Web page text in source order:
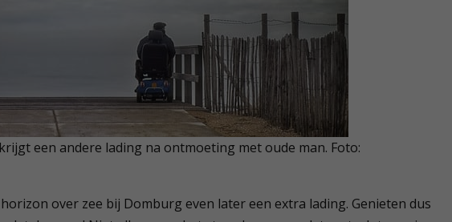
een andere lading na ontmoeting met oude man. Foto:
over zee bij Domburg even later een extra lading. Genieten dus